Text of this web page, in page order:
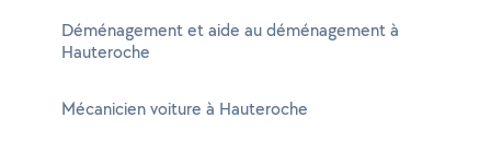
Déménagement et aide au déménagement à
Hauteroche
Mécanicien voiture à Hauteroche